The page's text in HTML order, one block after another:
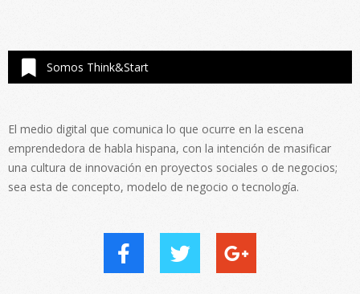
Somos Think&Start
El medio digital que comunica lo que ocurre en la escena
emprendedora de habla hispana, con la intención de masificar
una cultura de innovación en proyectos sociales o de negocios;
sea esta de concepto, modelo de negocio o tecnología.